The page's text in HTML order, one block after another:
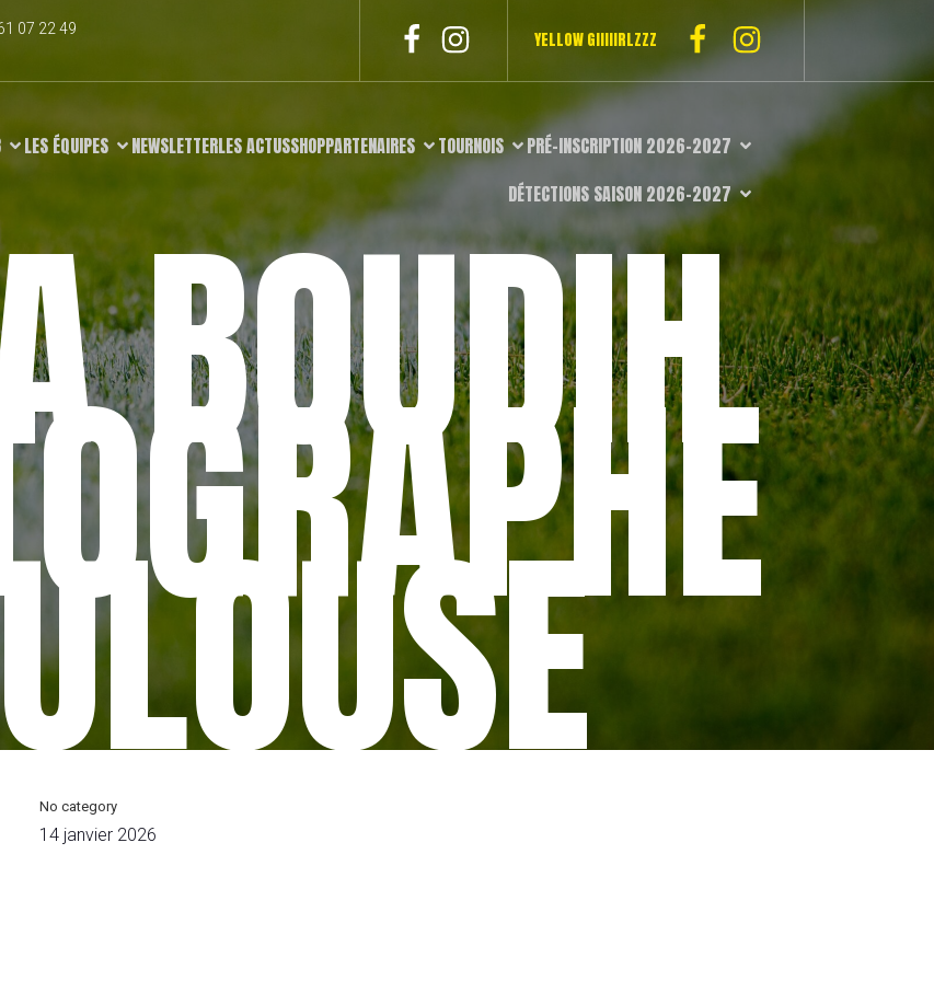
07 22 49
YELLOW GIIIIIRLZZZ
LES ÉQUIPES NEWSLETTERLES ACTUSSHOPPARTENAIRES TOURNOIS
PRÉ-INSCRIPTION 2026-2027
DÉTECTIONS SAISON 2026-2027
BOUDIH
No category
14 janvier 2026